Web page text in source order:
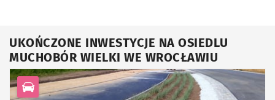
UKOŃCZONE INWESTYCJE NA OSIEDLU
MUCHOBÓR WIELKI WE WROCŁAWIU
kategoria Infrastruktura drogowa